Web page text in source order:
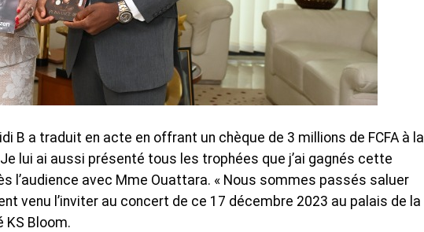
B a traduit en acte en offrant un chèque de 3 millions de FCFA à la
lui ai aussi présenté tous les trophées que j’ai gagnés cette
l’audience avec Mme Ouattara. « Nous sommes passés saluer
venu l’inviter au concert de ce 17 décembre 2023 au palais de la
KS Bloom.